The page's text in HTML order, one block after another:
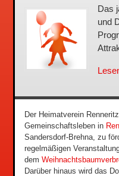
Das
und
Der Heimatverein
Gemeinschaftsleben in
Sandersdorf-Brehna, zu
regelmäßigen
dem
Darüber hinaus wird das